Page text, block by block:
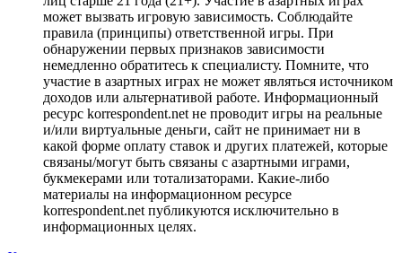
может вызвать игровую зависимость. Соблюдайте
правила (принципы) ответственной игры. При
обнаружении первых признаков зависимости
немедленно обратитесь к специалисту. Помните, что
участие в азартных играх не может являться источником
доходов или альтернативой работе. Информационный
ресурс korrespondent.net не проводит игры на реальные
и/или виртуальные деньги, сайт не принимает ни в
какой форме оплату ставок и других платежей, которые
связаны/могут быть связаны с азартными играми,
букмекерами или тотализаторами. Какие-либо
материалы на информационном ресурсе
korrespondent.net публикуются исключительно в
информационных целях.